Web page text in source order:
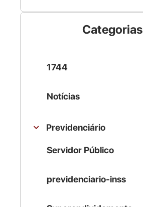
Categorias
1744
Notícias
Previdenciário
Servidor Público
previdenciario-inss